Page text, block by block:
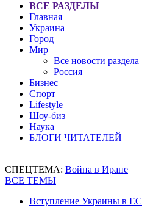
ВСЕ РАЗДЕЛЫ
Главная
Украина
Город
Мир
Все новости раздела
Россия
Бизнес
Спорт
Lifestyle
Шоу-биз
Наука
БЛОГИ ЧИТАТЕЛЕЙ
СПЕЦТЕМА: Война в Иране
ВСЕ ТЕМЫ
Вступление Украины в ЕС